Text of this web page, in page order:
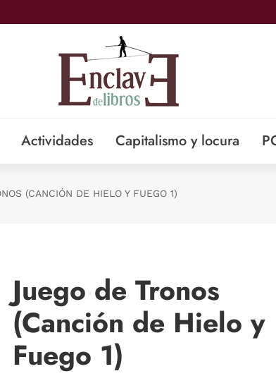
Actividades Capitalismo y locura
(CANCIÓN DE HIELO Y FUEGO 1)
Juego de Tronos
(Canción de Hielo y
Fuego 1)